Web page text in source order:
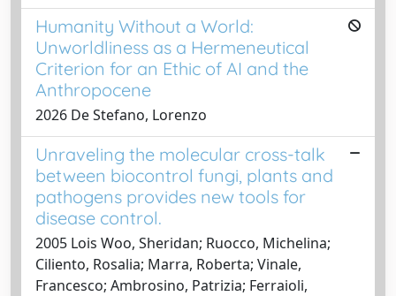
Humanity Without a World:
Unworldliness as a Hermeneutical
Criterion for an Ethic of AI and the
Anthropocene
2026 De Stefano, Lorenzo
Unraveling the molecular cross-talk
between biocontrol fungi, plants and
pathogens provides new tools for
disease control.
2005 Lois Woo, Sheridan; Ruocco, Michelina;
Ciliento, Rosalia; Marra, Roberta; Vinale,
Francesco; Ambrosino, Patrizia; Ferraioli,